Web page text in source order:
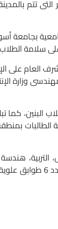
تتم
بجامعة
سلامة
العام على
وزارة
لؤى سعد الدين نصرت على أن المدن الجامعية
الألسن، الحقوق،
والتجديد قد وصلت بالمبنى إلى مايقرب من